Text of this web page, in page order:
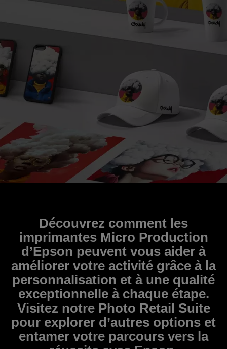
Découvrez comment les
imprimantes Micro Production
d’Epson peuvent vous aider à
améliorer votre activité grâce à la
personnalisation et à une qualité
exceptionnelle à chaque étape.
Visitez notre Photo Retail Suite
pour explorer d’autres options et
entamer votre parcours vers la